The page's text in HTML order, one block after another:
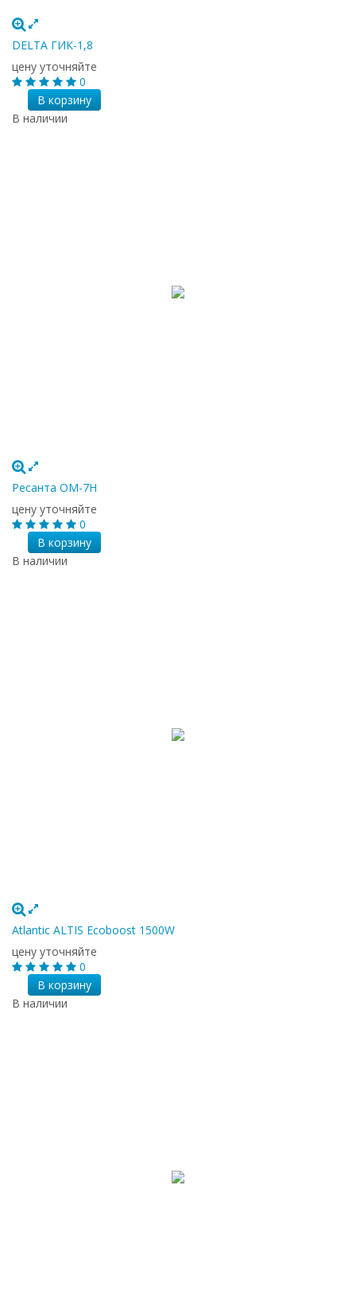
DELTA ГИК-1,8
цену уточняйте
0
В корзину
В наличии
Ресанта ОМ-7Н
цену уточняйте
0
В корзину
В наличии
Atlantic ALTIS Ecoboost 1500W
цену уточняйте
0
В корзину
В наличии